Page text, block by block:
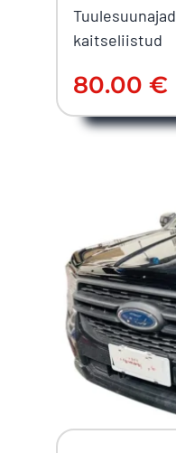
Tuulesuunajad
kaitseliistud
80.00 €